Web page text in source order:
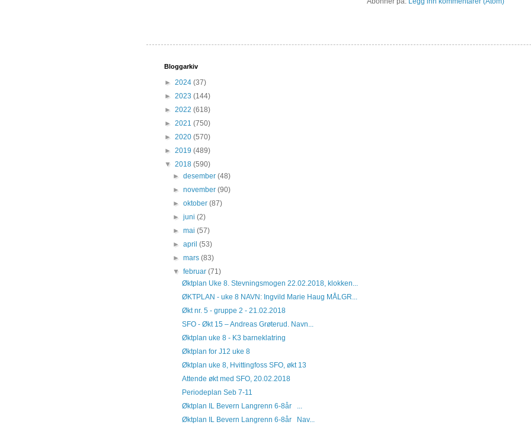
Bloggarkiv
► 2024 (37)
► 2023 (144)
► 2022 (618)
► 2021 (750)
► 2020 (570)
► 2019 (489)
▼ 2018 (590)
►desember(48)
►november(90)
►oktober(87)
►juni(2)
►mai(57)
►april(53)
►mars(83)
▼februar(71)
Øktplan Uke 8. Stevningsmogen 22.02.2018, klokken...
ØKTPLAN - uke 8 NAVN: Ingvild Marie Haug MÅLGR...
Økt nr. 5 - gruppe 2 - 21.02.2018
SFO - Økt 15 – Andreas Grøterud. Navn...
Øktplan uke 8 - K3 barneklatring
Øktplan for J12 uke 8
Øktplan uke 8, Hvittingfoss SFO, økt 13
Attende økt med SFO, 20.02.2018
Periodeplan Seb 7-11
Øktplan IL Bevern Langrenn 6-8år ...
Øktplan IL Bevern Langrenn 6-8år Nav...